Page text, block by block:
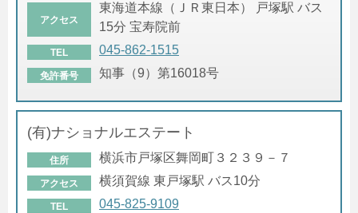
アクセス
東海道本線（ＪＲ東日本） 戸塚駅 バス
15分 宝寿院前
TEL 045-862-1515
免許番号 知事（9）第16018号
(有)ナショナルエステート
住所 横浜市戸塚区舞岡町３２３９－７
アクセス 横須賀線 東戸塚駅 バス10分
TEL 045-825-9109